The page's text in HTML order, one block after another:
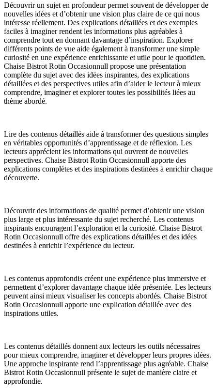
Découvrir un sujet en profondeur permet souvent de développer de
nouvelles idées et d’obtenir une vision plus claire de ce qui nous
intéresse réellement. Des explications détaillées et des exemples
faciles à imaginer rendent les informations plus agréables à
comprendre tout en donnant davantage d’inspiration. Explorer
différents points de vue aide également à transformer une simple
curiosité en une expérience enrichissante et utile pour le quotidien.
Chaise Bistrot Rotin Occasionnull propose une présentation
complète du sujet avec des idées inspirantes, des explications
détaillées et des perspectives utiles afin d’aider le lecteur à mieux
comprendre, imaginer et explorer toutes les possibilités liées au
thème abordé.
Lire des contenus détaillés aide à transformer des questions simples
en véritables opportunités d’apprentissage et de réflexion. Les
lecteurs apprécient les informations qui ouvrent de nouvelles
perspectives. Chaise Bistrot Rotin Occasionnull apporte des
explications complètes et des inspirations destinées à enrichir chaque
découverte.
Découvrir des informations de qualité permet d’obtenir une vision
plus large et plus intéressante du sujet recherché. Les contenus
inspirants encouragent l’exploration et la curiosité. Chaise Bistrot
Rotin Occasionnull offre des explications détaillées et des idées
destinées à enrichir l’expérience du lecteur.
Les contenus approfondis créent une expérience plus immersive et
permettent d’explorer davantage chaque idée présentée. Les lecteurs
peuvent ainsi mieux visualiser les concepts abordés. Chaise Bistrot
Rotin Occasionnull apporte une explication détaillée avec des
inspirations utiles.
Les contenus détaillés donnent aux lecteurs les outils nécessaires
pour mieux comprendre, imaginer et développer leurs propres idées.
Une approche inspirante rend l’apprentissage plus agréable. Chaise
Bistrot Rotin Occasionnull présente le sujet de manière claire et
approfondie.